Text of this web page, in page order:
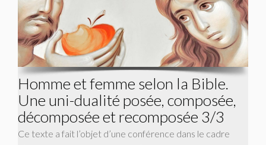
Homme et femme selon la Bible.
Une uni-dualité posée, composée,
décomposée et recomposée 3/3
Ce texte a fait l’objet d’une conférence dans le cadre